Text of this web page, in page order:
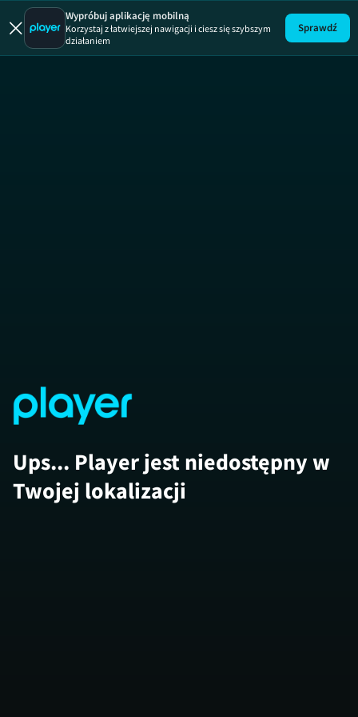
Wypróbuj aplikację mobilną
Korzystaj z łatwiejszej nawigacji i ciesz się szybszym
działaniem
Sprawdź
Ups... Player jest niedostępny w
Twojej lokalizacji